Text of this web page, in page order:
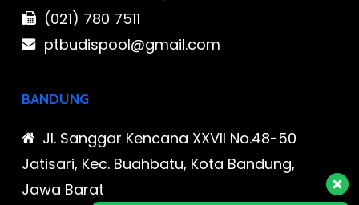
(021) 780 7511
ptbudispool@gmail.com
BANDUNG
Jl. Sanggar Kencana XXVII No.48-50
Jatisari, Kec. Buahbatu, Kota Bandung,
Jawa Barat